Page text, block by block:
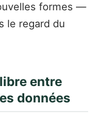
formes —
le regard du
entre
données